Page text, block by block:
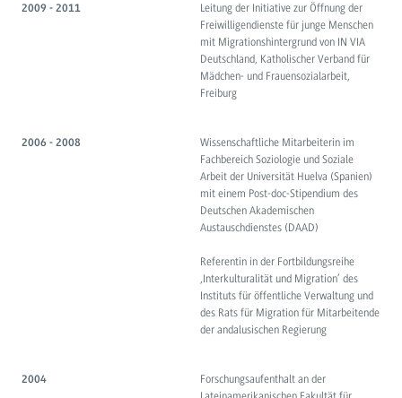
2009 - 2011
Leitung der Initiative zur Öffnung der
Freiwilligendienste für junge Menschen
mit Migrationshintergrund von IN VIA
Deutschland, Katholischer Verband für
Mädchen- und Frauensozialarbeit,
Freiburg
2006 - 2008
Wissenschaftliche Mitarbeiterin im
Fachbereich Soziologie und Soziale
Arbeit der Universität Huelva (Spanien)
mit einem Post-doc-Stipendium des
Deutschen Akademischen
Austauschdienstes (DAAD)
Referentin in der Fortbildungsreihe
‚Interkulturalität und Migration’ des
Instituts für öffentliche Verwaltung und
des Rats für Migration für Mitarbeitende
der andalusischen Regierung
2004
Forschungsaufenthalt an der